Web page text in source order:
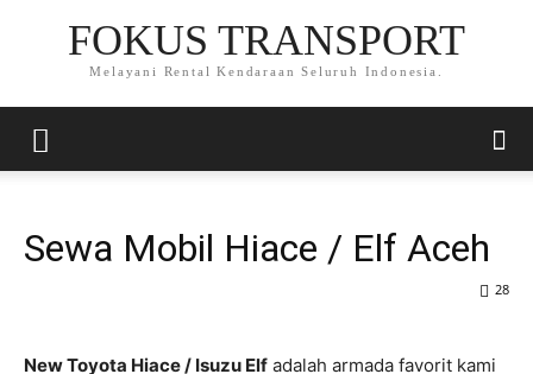
FOKUS TRANSPORT
Melayani Rental Kendaraan Seluruh Indonesia.
Sewa Mobil Hiace / Elf Aceh
28
New Toyota Hiace / Isuzu Elf adalah armada favorit kami